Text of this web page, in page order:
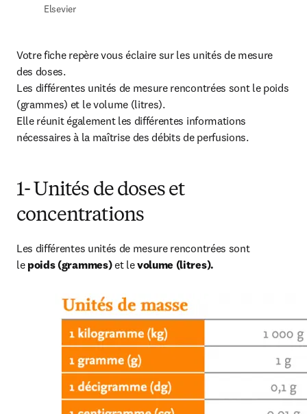
Elsevier
Votre fiche repère vous éclaire sur les unités de mesure
des doses.
Les différentes unités de mesure rencontrées sont le poids
(grammes) et le volume (litres).
Elle réunit également les différentes informations
nécessaires à la maîtrise des débits de perfusions.
1- Unités de doses et
concentrations
Les différentes unités de mesure rencontrées sont
le poids (grammes) et le volume (litres).